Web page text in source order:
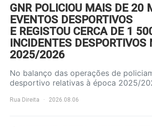
GNR POLICIOU MAIS DE 20
EVENTOS DESPORTIVOS
E REGISTOU CERCA DE 1
INCIDENTES DESPORTIVOS
2025/2026
No balanço das operações de
desportivo relativas à época 2025/
Rua Direita 2026.08.06